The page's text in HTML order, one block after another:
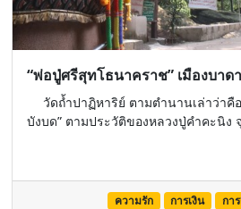
“พ่อปู่ศรีสุทโธนาคราช” เมืองบาด
บังบด” ตามประวัติของหลวงปู่คำคะนิง
ความรัก การเงิน กา